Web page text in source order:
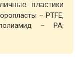
пластики
– PTFE,
– PA;